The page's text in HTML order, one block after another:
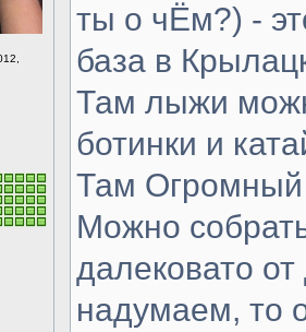
ты о чЁм?) -
база в
Там лыжи
ботинки и
Там Огромный
Можно
далековато
надумаем, то